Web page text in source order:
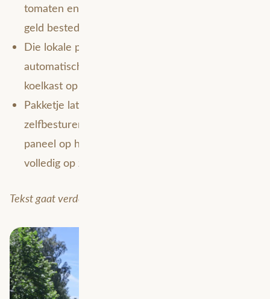
tomaten en/of peulvruchten kweekt) kun je meer
geld besteden aan lokale producten;
Die lokale producten worden bovendien
automatisch besteld op basis van de sensor in je
koelkast op basis van je persoonlijke eatgoritme;
Pakketje laten bezorgen? Dat gebeurt door
zelfbesturende robots die dankzij een klein
paneel op het dak en een super efficiënte accu
volledig op zonne-energie rijden.
Tekst gaat verder onder de afbeelding.